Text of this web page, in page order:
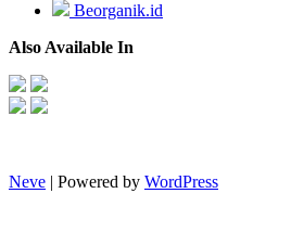
Beorganik.id
Also Available In
Neve | Powered by WordPress